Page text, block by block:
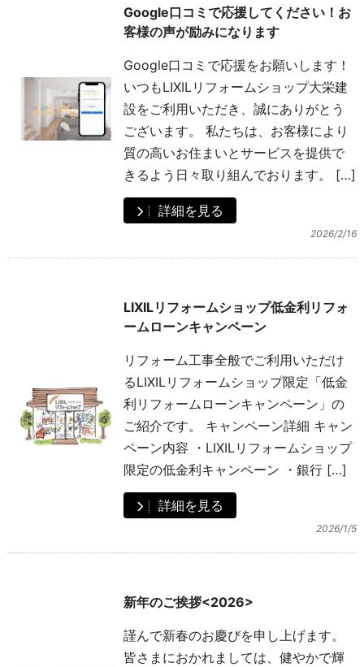
Google口コミで応援してください！お
客様の声が励みになります
Google口コミで応援をお願いします！
いつもLIXILリフォームショップ大栄建
設をご利用いただき、誠にありがとう
ございます。 私たちは、お客様により
質の高いお住まいとサービスを提供で
きるよう日々取り組んでおります。 […]
詳細を見る
2026/2/16
LIXILリフォームショップ低金利リフォ
ームローンキャンペーン
リフォーム工事全般でご利用いただけ
るLIXILリフォームショップ限定「低金
利リフォームローンキャンペーン」の
ご紹介です。 キャンペーン詳細 キャン
ペーン内容 ・LIXILリフォームショップ
限定の低金利キャンペーン ・銀行 […]
詳細を見る
2026/1/5
新年のご挨拶<2026>
謹んで新春のお慶びを申し上げます。
皆さまにおかれましては、健やかで輝